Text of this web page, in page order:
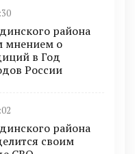
района
мнением о
в Год
России
района
своим